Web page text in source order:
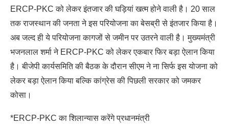
ERCP-PKC को लेकर इंतजार की घड़ियां खत्म होने वाली है। 20 साल
तक राजस्थान की जनता ने इस परियोजना का बेसब्री से इंतजार किया है।
अब जल्द ही ये परियोजना कागजों से जमीन पर उतरने वाली है। मुख्यमंत्री
भजनलाल शर्मा ने ERCP-PKC को लेकर एकबार फिर बड़ा ऐलान किया
है। बीजेपी कार्यसमिति की बैठक के दौरान सीएम ने ना सिर्फ इस योजना को
लेकर बड़ा ऐलान किया बल्कि कांग्रेस की पिछली सरकार को जमकर
कोसा।
*ERCP-PKC का शिलान्यास करेंगे प्रधानमंत्री